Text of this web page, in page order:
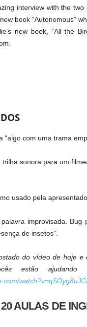
interview with the
book “Autonomous”
new book, “All the
“algo com uma trama
trilha sonora para um
usado pela
improvisada.
de insetos”.
do vídeo de hoje
estão
20 AULAS DE